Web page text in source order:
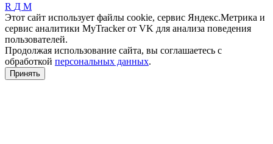
R Д М
Этот сайт использует файлы cookie, сервис Яндекс.Метрика и
сервис аналитики MyTracker от VK для анализа поведения
пользователей.
Продолжая использование сайта, вы соглашаетесь с
обработкой персональных данных.
Принять